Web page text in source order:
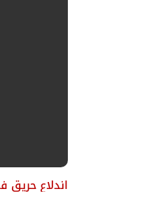
اندلاع حريق